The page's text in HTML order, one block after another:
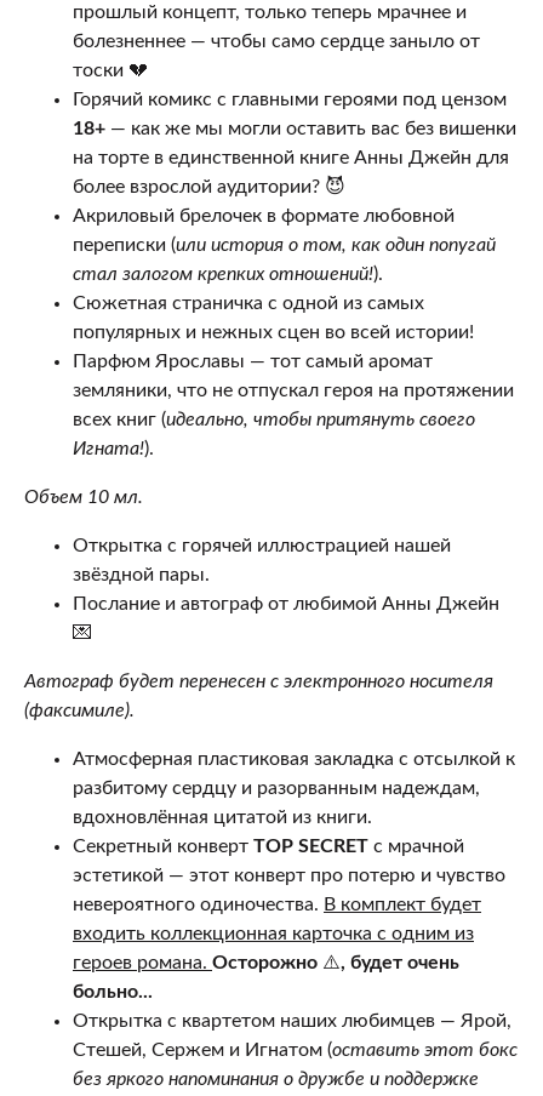
прошлый концепт, только теперь мрачнее и
болезненнее — чтобы само сердце заныло от
тоски 💔
Горячий комикс с главными героями под цензом
18+ — как же мы могли оставить вас без вишенки
на торте в единственной книге Анны Джейн для
более взрослой аудитории? 😈
Акриловый брелочек в формате любовной
переписки (или история о том, как один попугай
стал залогом крепких отношений!).
Сюжетная страничка с одной из самых
популярных и нежных сцен во всей истории!
Парфюм Ярославы — тот самый аромат
земляники, что не отпускал героя на протяжении
всех книг (идеально, чтобы притянуть своего
Игната!).
Объем 10 мл.
Открытка с горячей иллюстрацией нашей
звёздной пары.
Послание и автограф от любимой Анны Джейн
💌
Автограф будет перенесен с электронного носителя
(факсимиле).
Атмосферная пластиковая закладка с отсылкой к
разбитому сердцу и разорванным надеждам,
вдохновлённая цитатой из книги.
Секретный конверт TOP SECRET с мрачной
эстетикой — этот конверт про потерю и чувство
невероятного одиночества. В комплект будет
входить коллекционная карточка с одним из
героев романа. Осторожно ⚠️, будет очень
больно...
Открытка с квартетом наших любимцев — Ярой,
Стешей, Сержем и Игнатом (оставить этот бокс
без яркого напоминания о дружбе и поддержке